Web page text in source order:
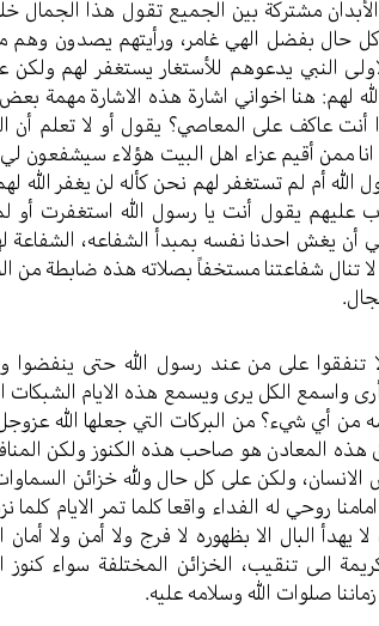
مشتركة بين الجميع تقول هذا الجمال
كل حال بفضل الهي غامر، ورأيتهم يصدون وهم
النبي يدعوهم للأستغار يستغفر لهم ولكن
لهم: هنا اخواني اشارة هذه الاشارة مهمة
عاكف على المعاصي؟ يقول أو لا تعلم أن
انا ممن أقيم عزاء اهل البيت هؤلاء سيشفعون
أم لم تستغفر لهم نحن كأله لن يغفر الله
عليهم يقول أنت يا رسول الله استغفرت أو
أن يغش احدنا نفسه بمبدأ الشفاعه، الشفاعة
تنال شفاعتنا مستخفاً بصلاته هذه ضابطة من
تنفقوا على من عند رسول الله حتى ينفضوا
واسمع الكل يرى ويسمع هذه الايام الشبكات
من أي شيء؟ من البركات التي جعلها الله
المعادن هو صاحب هذه الكنوز ولكن
ولكن على كل حال ولله خزائن
روحي له الفداء واقعا كلما تمر الايام كلما
البال الا بظهوره لا فرج ولا أمن ولا أمان
الى تنقيب، الخزائن المختلفة سواء
صلوات الله وسلامه عليه.